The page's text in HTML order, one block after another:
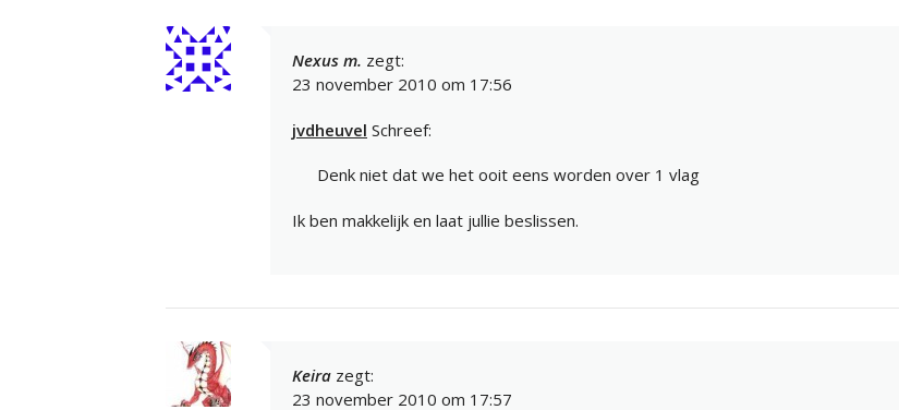
Nexus m. zegt:
23 november 2010 om 17:56
jvdheuvel Schreef:
Denk niet dat we het ooit eens worden over 1 vlag
Ik ben makkelijk en laat jullie beslissen.
Keira zegt:
23 november 2010 om 17:57